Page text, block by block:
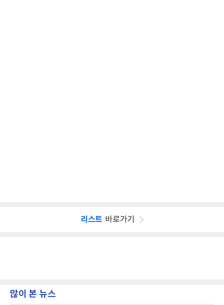
리스트 바로가기
많이 본 뉴스